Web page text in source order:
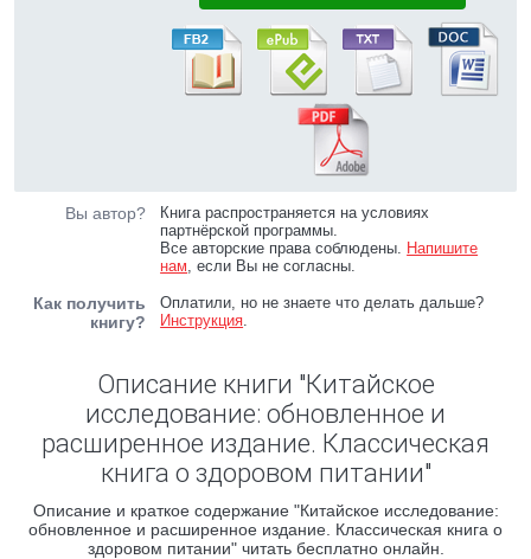
Вы автор?
Книга распространяется на условиях
партнёрской программы.
Все авторские права соблюдены. Напишите
нам, если Вы не согласны.
Как получить
книгу?
Оплатили, но не знаете что делать дальше?
Инструкция.
Описание книги "Китайское
исследование: обновленное и
расширенное издание. Классическая
книга о здоровом питании"
Описание и краткое содержание "Китайское исследование:
обновленное и расширенное издание. Классическая книга о
здоровом питании" читать бесплатно онлайн.